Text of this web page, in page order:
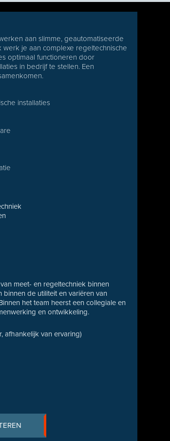
aan slimme, geautomatiseerde
werk je aan complexe regeltechnische
optimaal functioneren door
in bedrijf te stellen. Een
installaties
meet- en regeltechniek binnen
de utiliteit en variëren van
het team heerst een collegiale en
en ontwikkeling.
afhankelijk van ervaring)